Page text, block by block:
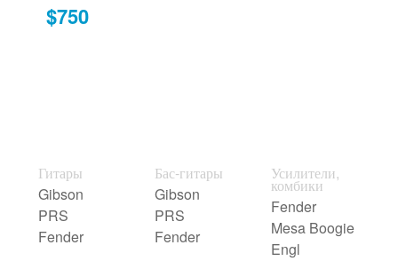
$750
Гитары
Gibson
PRS
Fender
Бас-гитары
Gibson
PRS
Fender
Усилители,
комбики
Fender
Mesa Boogie
Engl